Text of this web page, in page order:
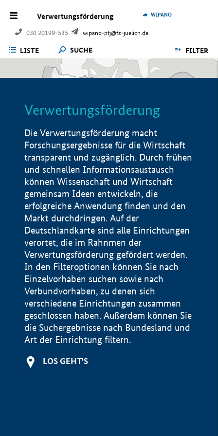
Verwertungsförderung
030 20199-535 wipano-ptj@fz-juelich.de
WIPANO
LISTE SUCHE FILTER
Verwertungsförderung
Die Verwertungsförderung macht
Forschungsergebnisse für die Wirtschaft
transparent und zugänglich. Durch frühen
und schnellen Informationsaustausch
können Wissenschaft und Wirtschaft
gemeinsam Ideen entwickeln, die
erfolgreiche Anwendung finden und den
Markt durchdringen. Auf der
Deutschlandkarte sind alle Einrichtungen
verortet, die im Rahnmen der
Verwertungsförderung gefördert werden.
In den Filteroptionen können Sie nach
Einzelvorhaben suchen sowie nach
Verbundvorhaben, zu denen sich
verschiedene Einrichtungen zusammen
geschlossen haben. Außerdem können Sie
die Suchergebnisse nach Bundesland und
Art der Einrichtung filtern.
LOS GEHT'S